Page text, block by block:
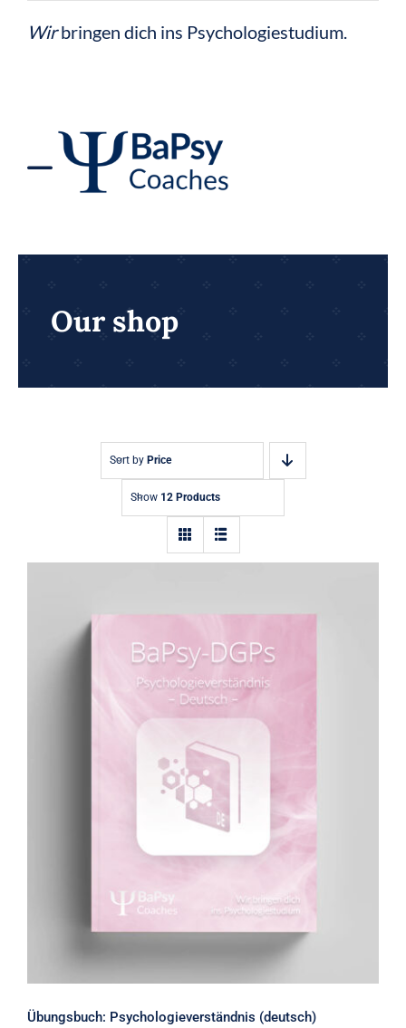
InhaltWirbringen dich ins Psychologiestudium.
Toggle
BaPsy Rechner 2026
0 Artikel
Our shop
Sort by Price
Show 12 Products
Übungsbuch: Psychologieverständnis
(deutsch)
Übungsbuch: Psychologieverständnis (deutsch)